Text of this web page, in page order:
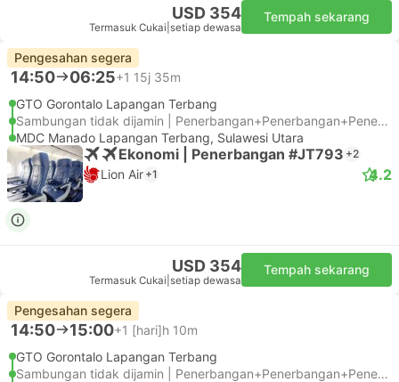
USD 354
Termasuk Cukai setiap dewasa
Tempah sekarang
Pengesahan segera
14:50 06:25+1 15j 35m
GTO Gorontalo Lapangan Terbang
Sambungan tidak dijamin | Penerbangan+Penerbangan+Penerbangan
MDC Manado Lapangan Terbang, Sulawesi Utara
Ekonomi | Penerbangan #JT793 +2
Lion Air +1 4.2
USD 354
Termasuk Cukai setiap dewasa
Tempah sekarang
Pengesahan segera
14:50 15:00+1 [hari]h 10m
GTO Gorontalo Lapangan Terbang
Sambungan tidak dijamin | Penerbangan+Penerbangan+Penerbangan